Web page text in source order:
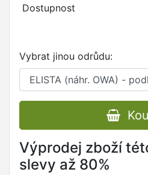
Dostupnost
Vybrat jinou odrůdu:
Výprodej zboží
slevy až 80%